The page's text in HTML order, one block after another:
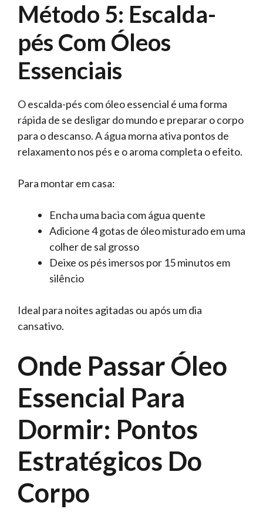
Método 5: Escalda-
pés Com Óleos
Essenciais
O escalda-pés com óleo essencial é uma forma
rápida de se desligar do mundo e preparar o corpo
para o descanso. A água morna ativa pontos de
relaxamento nos pés e o aroma completa o efeito.
Para montar em casa:
Encha uma bacia com água quente
Adicione 4 gotas de óleo misturado em uma
colher de sal grosso
Deixe os pés imersos por 15 minutos em
silêncio
Ideal para noites agitadas ou após um dia
cansativo.
Onde Passar Óleo
Essencial Para
Dormir: Pontos
Estratégicos Do
Corpo